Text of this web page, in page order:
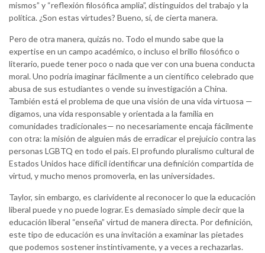
mismos” y “reflexión filosófica amplia”, distinguidos del trabajo y la
política. ¿Son estas virtudes? Bueno, sí, de cierta manera.
Pero de otra manera, quizás no. Todo el mundo sabe que la
expertise en un campo académico, o incluso el brillo filosófico o
literario, puede tener poco o nada que ver con una buena conducta
moral. Uno podría imaginar fácilmente a un científico celebrado que
abusa de sus estudiantes o vende su investigación a China.
También está el problema de que una visión de una vida virtuosa —
digamos, una vida responsable y orientada a la familia en
comunidades tradicionales— no necesariamente encaja fácilmente
con otra: la misión de alguien más de erradicar el prejuicio contra las
personas LGBTQ en todo el país. El profundo pluralismo cultural de
Estados Unidos hace difícil identificar una definición compartida de
virtud, y mucho menos promoverla, en las universidades.
Taylor, sin embargo, es clarividente al reconocer lo que la educación
liberal puede y no puede lograr. Es demasiado simple decir que la
educación liberal “enseña” virtud de manera directa. Por definición,
este tipo de educación es una invitación a examinar las pietades
que podemos sostener instintivamente, y a veces a rechazarlas.